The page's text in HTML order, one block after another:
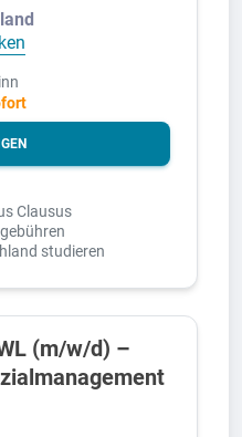
Clausus
studieren
(m/w/d) –